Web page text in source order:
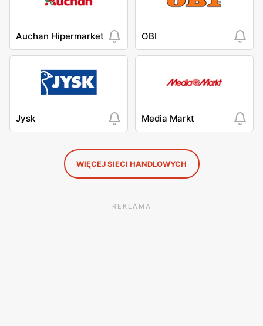
Auchan Hipermarket OBI
Jysk Media Markt
WIĘCEJ SIECI HANDLOWYCH
REKLAMA